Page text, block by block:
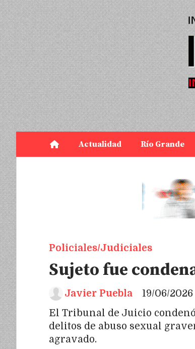
Actualidad Río Grande
Sujeto fue
El Tribunal de Juicio
delitos de abuso sexual
agravado.
Policiales/Judiciales
19/06/2026
Javier Puebla